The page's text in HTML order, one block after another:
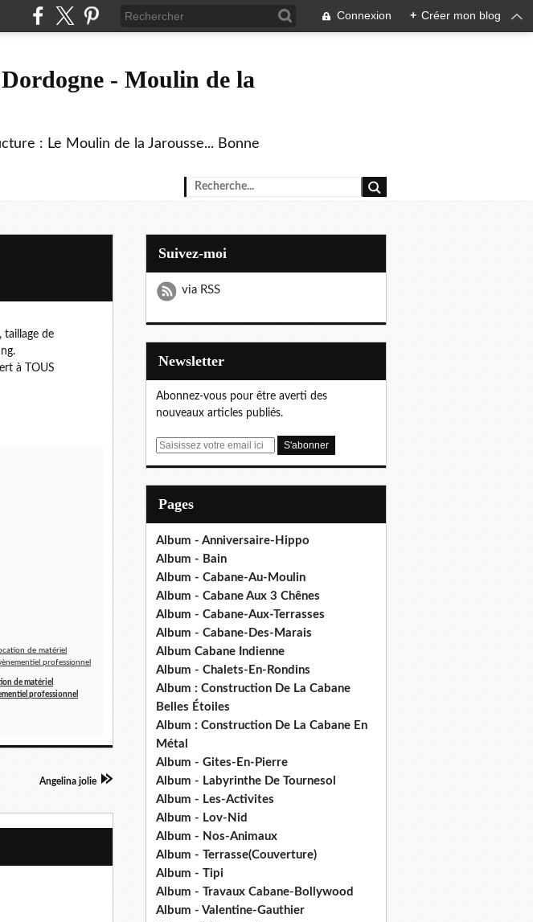
Connexion + Créer mon blog
- Moulin de la
: Le Moulin de la Jarousse... Bonne
taillage de
à TOUS
de matériel
professionnel
Angelina jolie
Suivez-moi
via RSS
Newsletter
Abonnez-vous pour être averti des
nouveaux articles publiés.
E
Pages
Album - Anniversaire-Hippo
Album - Bain
Album - Cabane-Au-Moulin
Album - Cabane Aux 3 Chênes
Album - Cabane-Aux-Terrasses
Album - Cabane-Des-Marais
Album Cabane Indienne
Album - Chalets-En-Rondins
Album : Construction De La Cabane
Belles Étoiles
Album : Construction De La Cabane En
Métal
Album - Gites-En-Pierre
Album - Labyrinthe De Tournesol
Album - Les-Activites
Album - Lov-Nid
Album - Nos-Animaux
Album - Terrasse(Couverture)
Album - Tipi
Album - Travaux Cabane-Bollywood
Album - Valentine-Gauthier